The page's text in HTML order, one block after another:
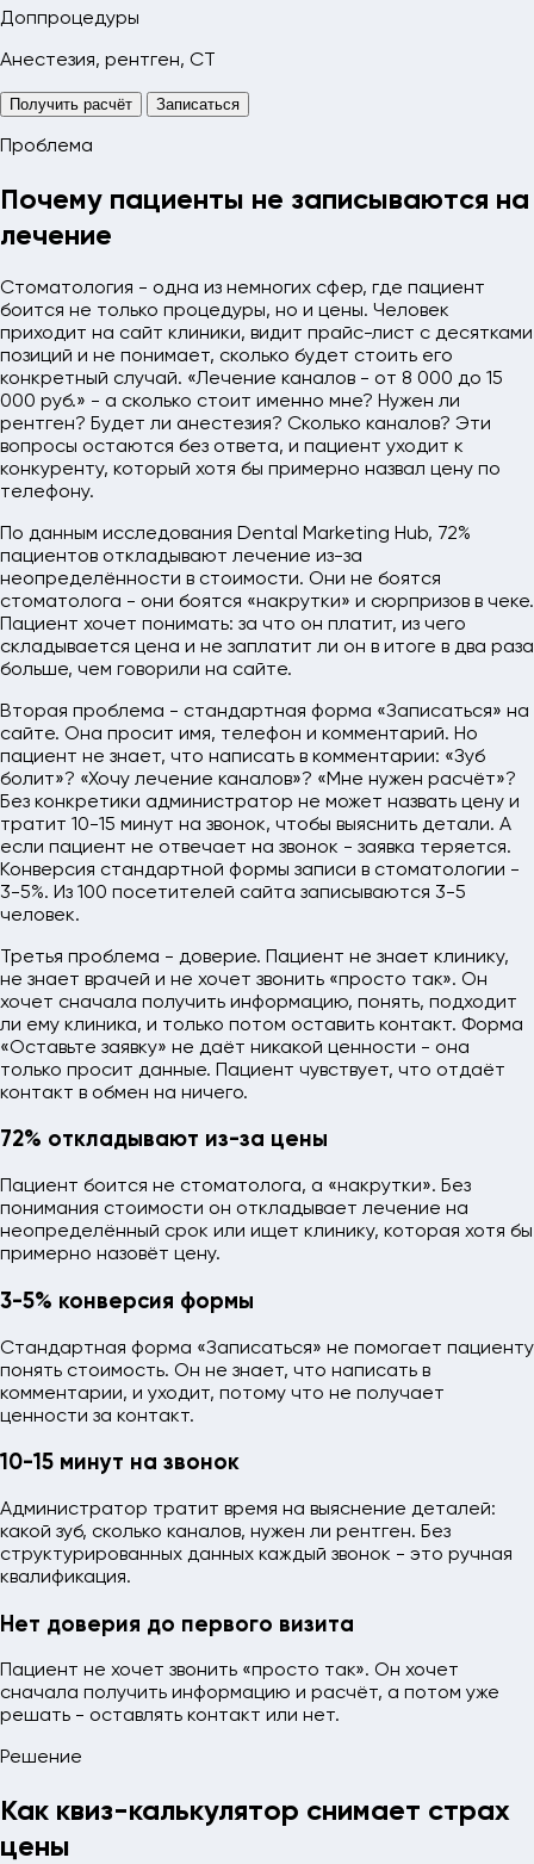
Доппроцедуры
Анестезия, рентген, CT
Получить расчёт Записаться
Проблема
Почему пациенты не записываются на
лечение
Стоматология - одна из немногих сфер, где пациент
боится не только процедуры, но и цены. Человек
приходит на сайт клиники, видит прайс-лист с десятками
позиций и не понимает, сколько будет стоить его
конкретный случай. «Лечение каналов - от 8 000 до 15
000 руб.» - а сколько стоит именно мне? Нужен ли
рентген? Будет ли анестезия? Сколько каналов? Эти
вопросы остаются без ответа, и пациент уходит к
конкуренту, который хотя бы примерно назвал цену по
телефону.
По данным исследования Dental Marketing Hub, 72%
пациентов откладывают лечение из-за
неопределённости в стоимости. Они не боятся
стоматолога - они боятся «накрутки» и сюрпризов в чеке.
Пациент хочет понимать: за что он платит, из чего
складывается цена и не заплатит ли он в итоге в два раза
больше, чем говорили на сайте.
Вторая проблема - стандартная форма «Записаться» на
сайте. Она просит имя, телефон и комментарий. Но
пациент не знает, что написать в комментарии: «Зуб
болит»? «Хочу лечение каналов»? «Мне нужен расчёт»?
Без конкретики администратор не может назвать цену и
тратит 10-15 минут на звонок, чтобы выяснить детали. А
если пациент не отвечает на звонок - заявка теряется.
Конверсия стандартной формы записи в стоматологии -
3-5%. Из 100 посетителей сайта записываются 3-5
человек.
Третья проблема - доверие. Пациент не знает клинику,
не знает врачей и не хочет звонить «просто так». Он
хочет сначала получить информацию, понять, подходит
ли ему клиника, и только потом оставить контакт. Форма
«Оставьте заявку» не даёт никакой ценности - она
только просит данные. Пациент чувствует, что отдаёт
контакт в обмен на ничего.
72% откладывают из-за цены
Пациент боится не стоматолога, а «накрутки». Без
понимания стоимости он откладывает лечение на
неопределённый срок или ищет клинику, которая хотя бы
примерно назовёт цену.
3-5% конверсия формы
Стандартная форма «Записаться» не помогает пациенту
понять стоимость. Он не знает, что написать в
комментарии, и уходит, потому что не получает
ценности за контакт.
10-15 минут на звонок
Администратор тратит время на выяснение деталей:
какой зуб, сколько каналов, нужен ли рентген. Без
структурированных данных каждый звонок - это ручная
квалификация.
Нет доверия до первого визита
Пациент не хочет звонить «просто так». Он хочет
сначала получить информацию и расчёт, а потом уже
решать - оставлять контакт или нет.
Решение
Как квиз-калькулятор снимает страх
цены